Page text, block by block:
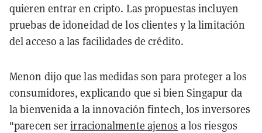
quieren entrar en cripto. Las propuestas incluyen
pruebas de idoneidad de los clientes y la limitación
del acceso a las facilidades de crédito.
Menon dijo que las medidas son para proteger a los
consumidores, explicando que si bien Singapur da
la bienvenida a la innovación fintech, los inversores
"parecen serirracionalmente ajenos a los riesgos